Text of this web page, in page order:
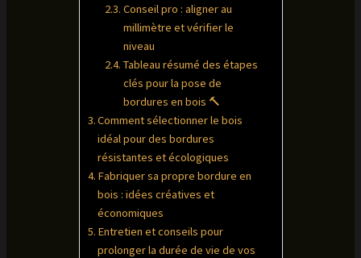
Conseil pro : aligner au
millimètre et vérifier le
niveau
Tableau résumé des étapes
clés pour la pose de
bordures en bois 🔨
Comment sélectionner le bois
idéal pour des bordures
résistantes et écologiques
Fabriquer sa propre bordure en
bois : idées créatives et
économiques
Entretien et conseils pour
prolonger la durée de vie de vos